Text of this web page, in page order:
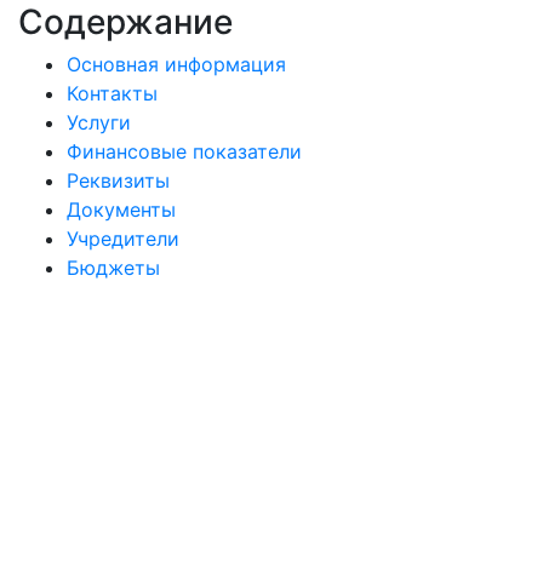
Содержание
Основная информация
Контакты
Услуги
Финансовые показатели
Реквизиты
Документы
Учредители
Бюджеты